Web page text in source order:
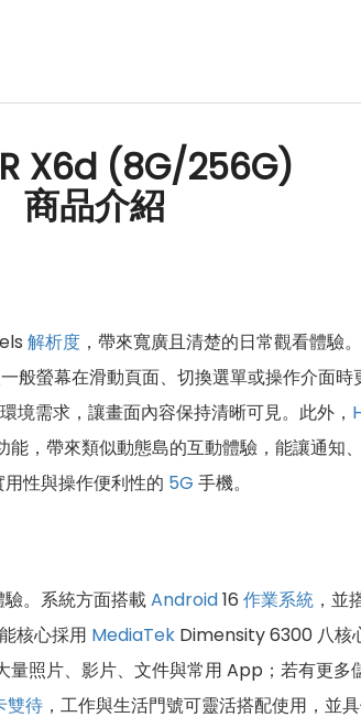
X6d (8G/256G)
商品介紹
解析度 ，帶來寬廣且清楚的日常觀看體驗
一般螢幕在滑動頁面、切換選單或操作介面
境需求，讓畫面內容保持清晰可見。此外，
，帶來類似動態島的互動體驗，能讓通知
性與操作便利性的 5G 手機。
。系統方面搭載Android16 作業系統 ，並
核心採用 MediaTek Dimensity 6300 八核
量照片、影片、文件與常用 App；若有更多
雙待 ，工作與生活門號可靈活搭配使用，並